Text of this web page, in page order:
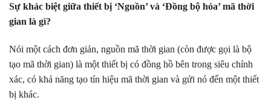
Sự khác biệt giữa thiết bị ‘Nguồn’ và ‘Đồng bộ hóa’ mã thời
gian là gì?
Nói một cách đơn giản, nguồn mã thời gian (còn được gọi là bộ
tạo mã thời gian) là một thiết bị có đồng hồ bên trong siêu chính
xác, có khả năng tạo tín hiệu mã thời gian và gửi nó đến một thiết
bị khác.